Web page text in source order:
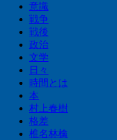
意識
戦争
戦後
政治
文学
日々
時間とは
本
村上春樹
格差
椎名林檎